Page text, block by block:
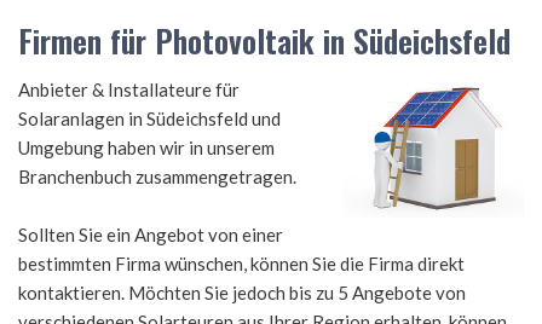
Firmen für Photovoltaik in Südeichsfeld
Anbieter & Installateure für
Solaranlagen in Südeichsfeld und
Umgebung haben wir in unserem
Branchenbuch zusammengetragen.
Sollten Sie ein Angebot von einer
bestimmten Firma wünschen, können Sie die Firma direkt
kontaktieren. Möchten Sie jedoch bis zu 5 Angebote von